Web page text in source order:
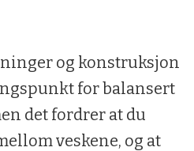
øverste synlige
Togo-kløv
50–55 cm, XXS:
cm, S: ca. 65 cm, M:
XL: ca. 92 cm, XXL:
og konstruksjon
for balansert
det fordrer at du
veskene, og at